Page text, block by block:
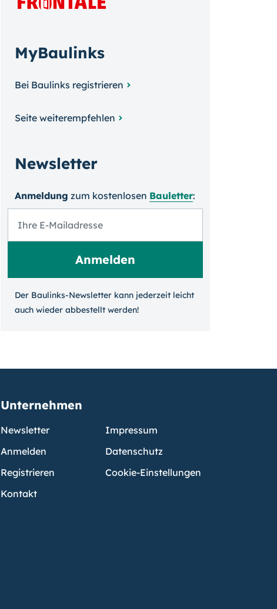
MyBaulinks
Bei Baulinks registrieren
Seite weiterempfehlen
Newsletter
Anmeldung zum kosten­losen Bauletter:
Der Baulinks-Newsletter kann jeder­zeit leicht
auch wieder ab­bestellt werden!
Unternehmen
Newsletter
Anmelden
Registrieren
Kontakt
Impressum
Datenschutz
Cookie-Einstellungen